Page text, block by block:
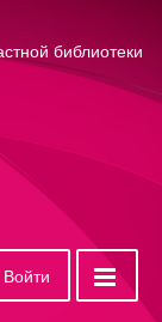
библиотеки
Войти